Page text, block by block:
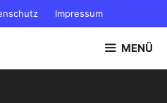
Impressum
MENÜ